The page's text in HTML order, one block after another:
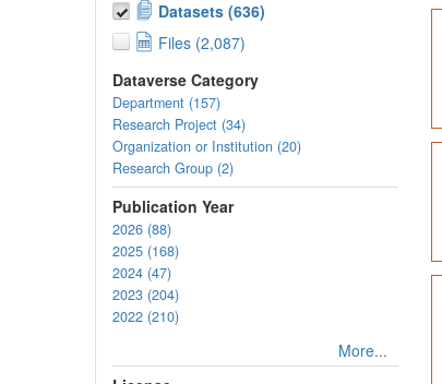
Datasets (636)
Files (2,087)
Dataverse Category
Department (157)
Research Project (34)
Organization or Institution (20)
Research Group (2)
Publication Year
2026 (88)
2025 (168)
2024 (47)
2023 (204)
2022 (210)
More...